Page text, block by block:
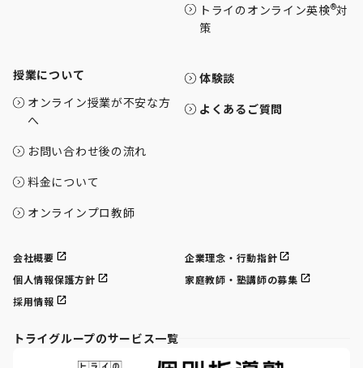
トライのオンライン英検®対
策
授業について
オンライン授業が不安な方
へ
お問い合わせ後の流れ
料金について
オンラインプロ教師
体験談
よくあるご質問
会社概要
企業理念・行動指針
個人情報保護方針
家庭教師・塾講師の募集
採用情報
トライグループのサービス一覧